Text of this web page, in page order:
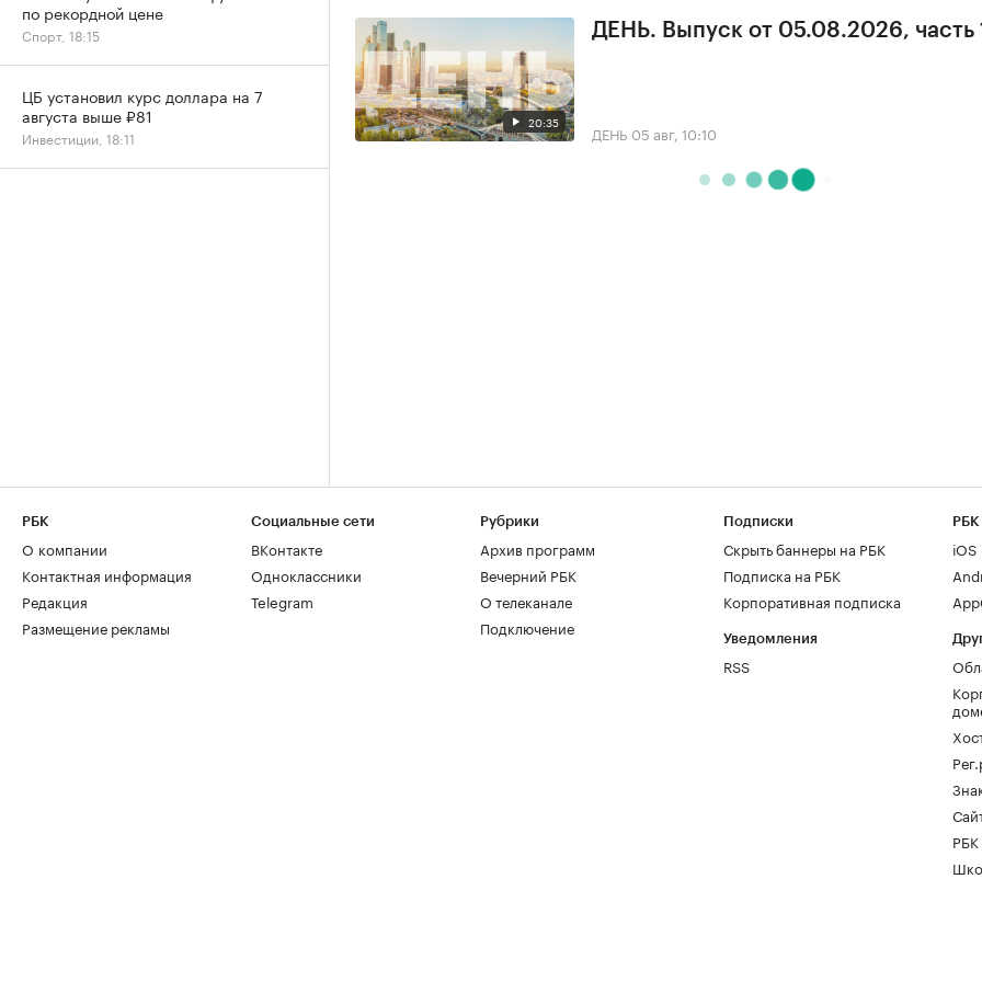
20:35
ДЕНЬ. Выпуск от 05.08.2026, часть
ДЕНЬ 05 авг, 10:10
по рекордной цене
Спорт, 18:15
ЦБ установил курс доллара на 7
августа выше ₽81
Инвестиции, 18:11
РБК
О компании
Контактная информация
Редакция
Размещение рекламы
Социальные сети
ВКонтакте
Одноклассники
Telegram
Рубрики
Архив программ
Вечерний РБК
О телеканале
Подключение
Подписки
Скрыть баннеры на РБК
Подписка на РБК
Корпоративная подписка
Уведомления
RSS
РБК
iOS